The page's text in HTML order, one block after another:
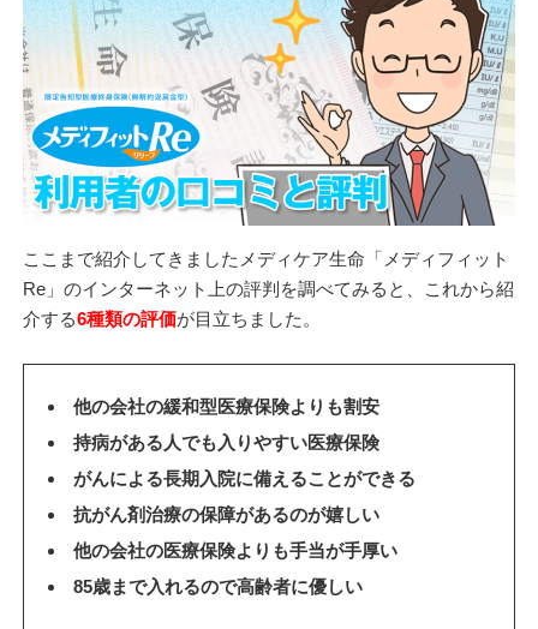
ここまで紹介してきましたメディケア生命「メディフィット
Re」のインターネット上の評判を調べてみると、これから紹
介する6種類の評価が目立ちました。
他の会社の緩和型医療保険よりも割安
持病がある人でも入りやすい医療保険
がんによる長期入院に備えることができる
抗がん剤治療の保障があるのが嬉しい
他の会社の医療保険よりも手当が手厚い
85歳まで入れるので高齢者に優しい